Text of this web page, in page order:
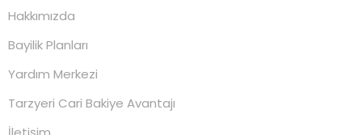
Hakkımızda
Bayilik Planları
Yardım Merkezi
Tarzyeri Cari Bakiye Avantajı